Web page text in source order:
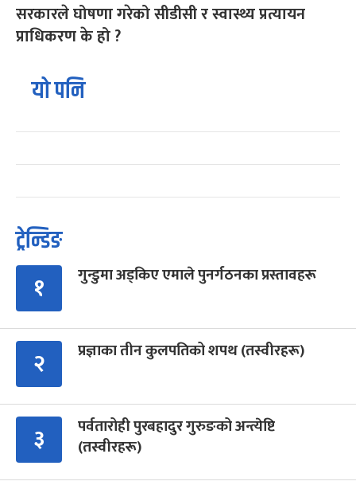
सरकारले घोषणा गरेको सीडीसी र स्वास्थ्य प्रत्यायन
प्राधिकरण के हो ?
यो पनि
ट्रेन्डिङ
१ गुन्डुमा अड्किए एमाले पुनर्गठनका प्रस्तावहरू
२ प्रज्ञाका तीन कुलपतिको शपथ (तस्वीरहरू)
३
पर्वतारोही पुरबहादुर गुरुङको अन्त्येष्टि
(तस्वीरहरू)